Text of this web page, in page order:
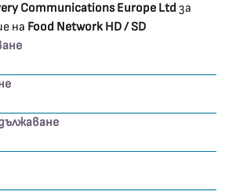
Communications Europe Ltdза
на Food Network HD / SD